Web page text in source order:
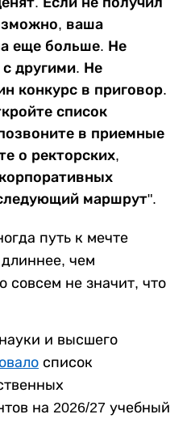
ваша
еще больше. Не
с другими. Не
конкурс в приговор.
список
в приемные
о ректорских,
маршрут".
путь к мечте
чем
совсем не значит, что
и высшего
список
на 2026/27 учебный